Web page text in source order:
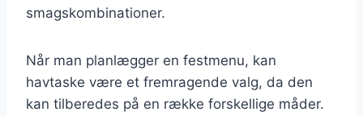
smagskombinationer.
Når man planlægger en festmenu, kan
havtaske være et fremragende valg, da den
kan tilberedes på en række forskellige måder.